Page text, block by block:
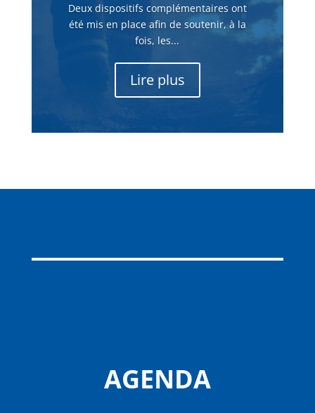
Deux dispositifs complémentaires ont
été mis en place afin de soutenir, à la
fois, les...
Lire plus
AGENDA